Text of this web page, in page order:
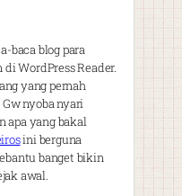
baca blog para
WordPress Reader.
yang pernah
nyoba nyari
apa yang bakal
ini berguna
banget bikin
awal.